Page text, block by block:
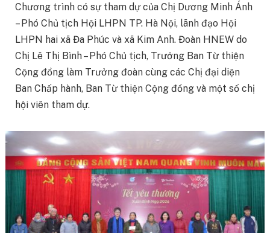
Chương trình có sự tham dự của Chị Dương Minh Ánh
– Phó Chủ tịch Hội LHPN TP. Hà Nội, lãnh đạo Hội
LHPN hai xã Đa Phúc và xã Kim Anh. Đoàn HNEW do
Chị Lê Thị Bình – Phó Chủ tịch, Trưởng Ban Từ thiện
Cộng đồng làm Trưởng đoàn cùng các Chị đại diện
Ban Chấp hành, Ban Từ thiện Cộng đồng và một số chị
hội viên tham dự.